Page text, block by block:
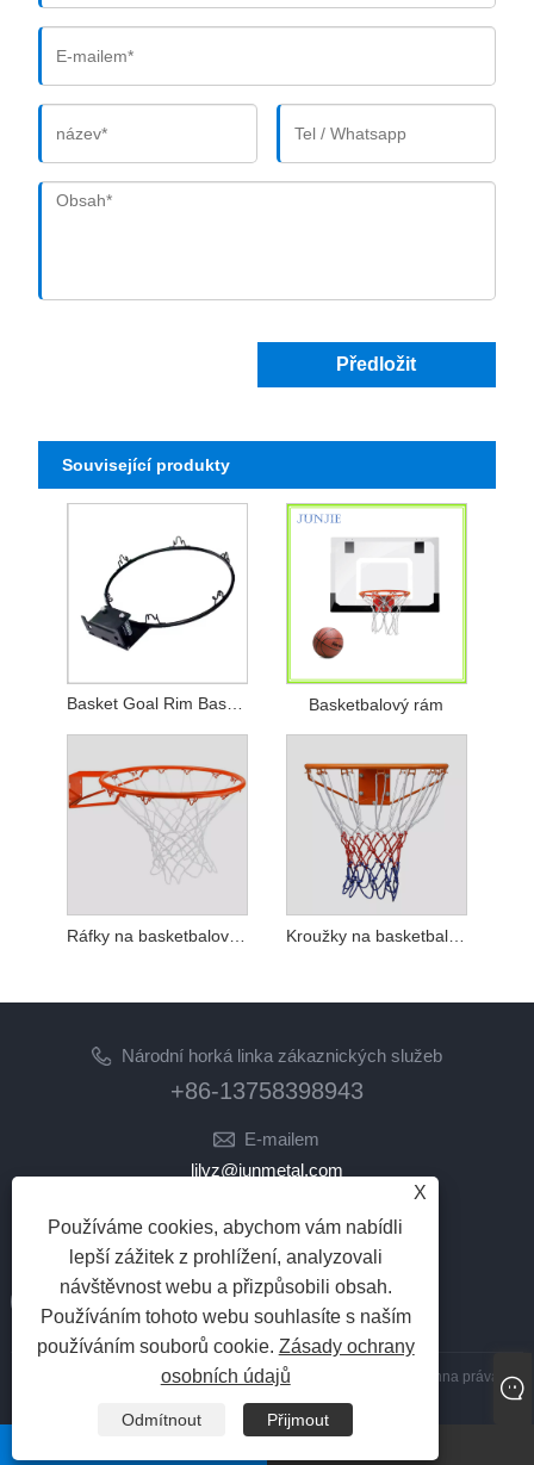
Předložit
Související produkty
Basket Goal Rim Basketbal Rim s pružinou Basketbalový rám
Ráfky na basketbalové koše Kroužky na basketbalové koše
Národní horká linka zákaznických služeb
+86-13758398943
E-mailem
lilyz@junmetal.com
NÁSLEDUJ NÁS
Copyright © 2023 Jiaxing Junmetal Technology Co., Ltd. Všechna práva
vyhrazena
Links
| Sitemap | RSS
X
Používáme cookies, abychom vám nabídli
lepší zážitek z prohlížení, analyzovali
návštěvnost webu a přizpůsobili obsah.
Používáním tohoto webu souhlasíte s naším
používáním souborů cookie. Zásady ochrany
osobních údajů
Odmítnout Přijmout